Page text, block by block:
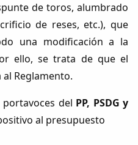
de toros, alumbrado
de reses, etc.), que
una modificación a la
ello, se trata de que el
Reglamento.
del PP, PSDG y
al presupuesto